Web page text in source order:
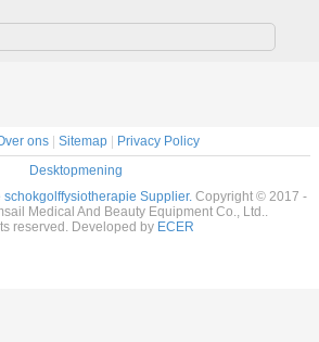
50Hz
ons| Sitemap|
Privacy Policy
Desktopmening
Supplier. Copyright © 2017 -
Medical And Beauty Equipment Co., Ltd..
reserved. Developed by ECER